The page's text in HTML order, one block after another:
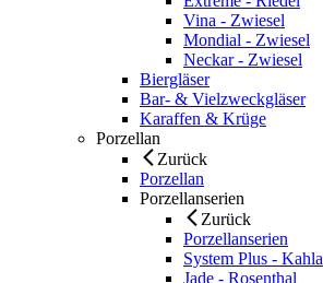
Vina - Zwiesel
Mondial - Zwiesel
Neckar - Zwiesel
Biergläser
Bar- & Vielzweckgläser
Karaffen & Krüge
Porzellan
Zurück
Porzellan
Porzellanserien
Zurück
Porzellanserien
System Plus - Kahla
Jade - Rosenthal